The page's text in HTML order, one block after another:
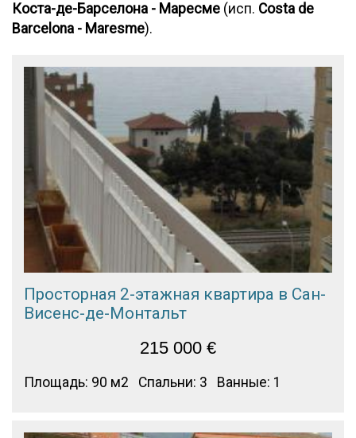
Коста-де-Барселона - Маресме (исп. Costa de
Barcelona - Maresme).
Просторная 2-этажная квартира в Сан-
Висенс-де-Монтальт
215 000 €
Площадь: 90 м2 Спальни: 3 Ванные: 1